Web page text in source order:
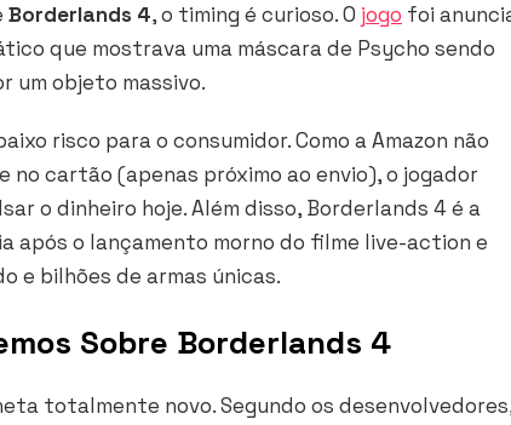
Borderlands 4, o timing é curioso. O jogo foi
que mostrava uma máscara de Psycho sendo
um objeto massivo.
risco para o consumidor. Como a Amazon não
cartão (apenas próximo ao envio), o jogador
o dinheiro hoje. Além disso, Borderlands 4 é a
após o lançamento morno do filme live-action e
e bilhões de armas únicas.
Sobre Borderlands 4
totalmente novo. Segundo os